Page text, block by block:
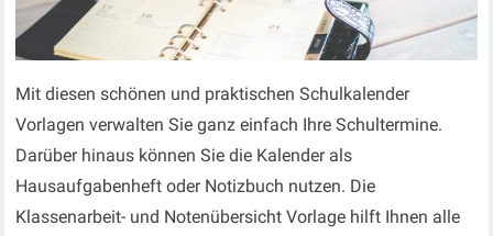
Mit diesen schönen und praktischen Schulkalender
Vorlagen verwalten Sie ganz einfach Ihre Schultermine.
Darüber hinaus können Sie die Kalender als
Hausaufgabenheft oder Notizbuch nutzen. Die
Klassenarbeit- und Notenübersicht Vorlage hilft Ihnen alle